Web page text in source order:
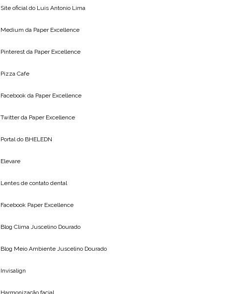
Site oficial do Luis Antonio Lima
Medium da Paper Excellence
Pinterest da Paper Excellence
Pizza Cafe
Facebook da Paper Excellence
Twitter da Paper Excellence
Portal do BHELEDN
Elevare
Lentes de contato dental
Facebook Paper Excellence
Blog Clima Juscelino Dourado
Blog Meio Ambiente Juscelino Dourado
Invisalign
Harmonização facial